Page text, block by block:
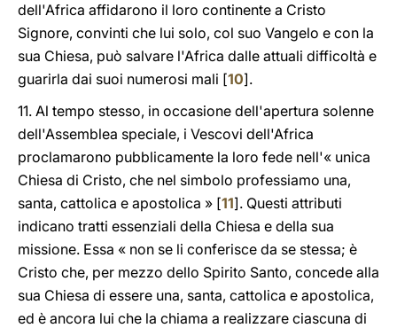
dell'Africa affidarono il loro continente a Cristo
Signore, convinti che lui solo, col suo Vangelo e con la
sua Chiesa, può salvare l'Africa dalle attuali difficoltà e
guarirla dai suoi numerosi mali [10].
11. Al tempo stesso, in occasione dell'apertura solenne
dell'Assemblea speciale, i Vescovi dell'Africa
proclamarono pubblicamente la loro fede nell'« unica
Chiesa di Cristo, che nel simbolo professiamo una,
santa, cattolica e apostolica » [11]. Questi attributi
indicano tratti essenziali della Chiesa e della sua
missione. Essa « non se li conferisce da se stessa; è
Cristo che, per mezzo dello Spirito Santo, concede alla
sua Chiesa di essere una, santa, cattolica e apostolica,
ed è ancora lui che la chiama a realizzare ciascuna di